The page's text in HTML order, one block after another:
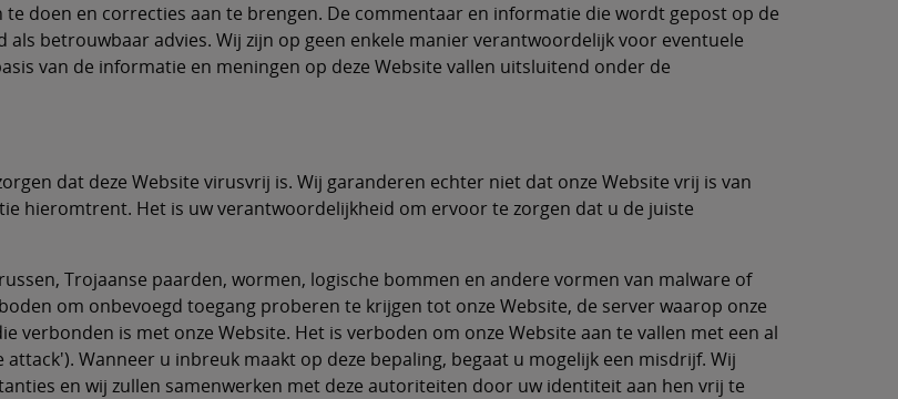
doen en correcties aan te brengen. De commentaar en informatie die wordt gepost op de
betrouwbaar advies. Wij zijn op geen enkele manier verantwoordelijk voor eventuele
van de informatie en meningen op deze Website vallen uitsluitend onder de
dat deze Website virusvrij is. Wij garanderen echter niet dat onze Website vrij is van
hieromtrent. Het is uw verantwoordelijkheid om ervoor te zorgen dat u de juiste
Trojaanse paarden, wormen, logische bommen en andere vormen van malware of
om onbevoegd toegang proberen te krijgen tot onze Website, de server waarop onze
verbonden is met onze Website. Het is verboden om onze Website aan te vallen met een al
Wanneer u inbreuk maakt op deze bepaling, begaat u mogelijk een misdrijf. Wij
en wij zullen samenwerken met deze autoriteiten door uw identiteit aan hen vrij te